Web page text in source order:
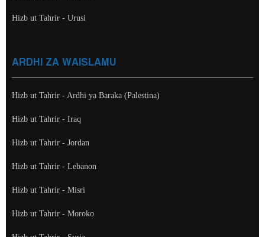
Hizb ut Tahrir - Urusi
ARDHI ZA WAISLAMU
Hizb ut Tahrir - Ardhi ya Baraka (Palestina)
Hizb ut Tahrir - Iraq
Hizb ut Tahrir - Jordan
Hizb ut Tahrir - Lebanon
Hizb ut Tahrir - Misri
Hizb ut Tahrir - Moroko